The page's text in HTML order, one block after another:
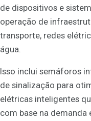
de dispositivos e
operação de
transporte, redes
água.
Isso inclui semáforos
de sinalização para
elétricas inteligentes
com base na demanda